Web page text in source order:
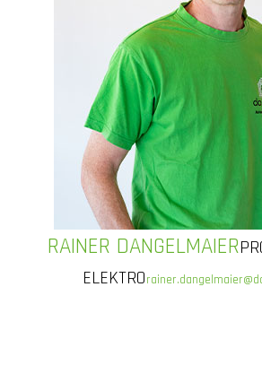
RAINER DANGELMAIER
ELEKTRO